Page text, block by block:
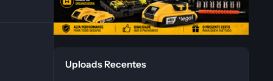
Uploads Recentes